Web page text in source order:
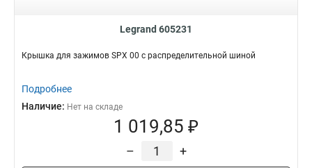
Legrand 605231
Крышка для зажимов SPX 00 с распределительной шиной
Подробнее
Наличие: Нет на складе
1 019,85 ₽
– +